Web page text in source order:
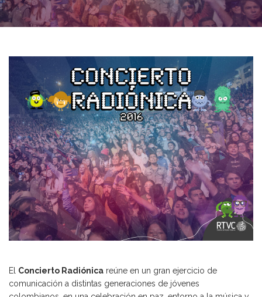
El Concierto Radiónica reúne en un gran ejercicio de
comunicación a distintas generaciones de jóvenes